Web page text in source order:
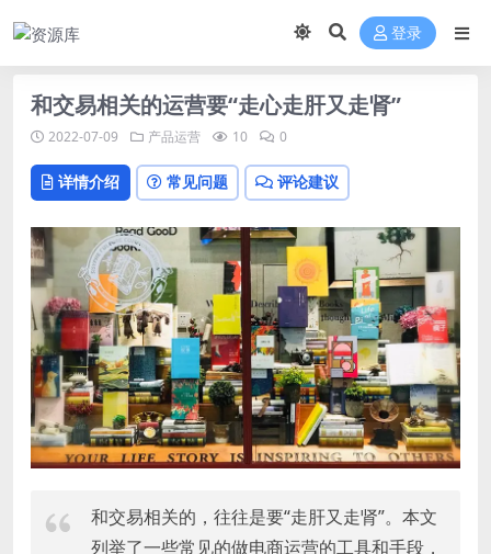
登录
和交易相关的运营要“走心走肝又走肾”
2022-07-09 产品运营 10 0
详情介绍 常见问题 评论建议
和交易相关的，往往是要“走肝又走肾”。本文
列举了一些常见的做电商运营的工具和手段，